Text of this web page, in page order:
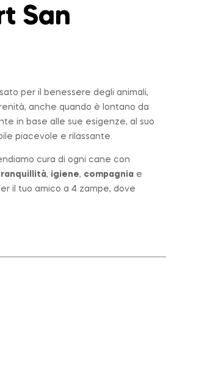
San
per il benessere degli animali,
anche quando è lontano da
in base alle sue esigenze, al suo
piacevole e rilassante.
cura di ogni cane con
, igiene, compagniae
il tuo amico a 4 zampe, dove